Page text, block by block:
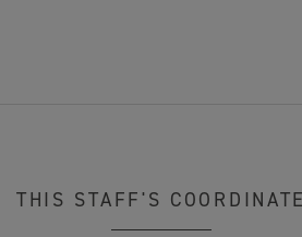
THIS STAFF'S COORDINATE